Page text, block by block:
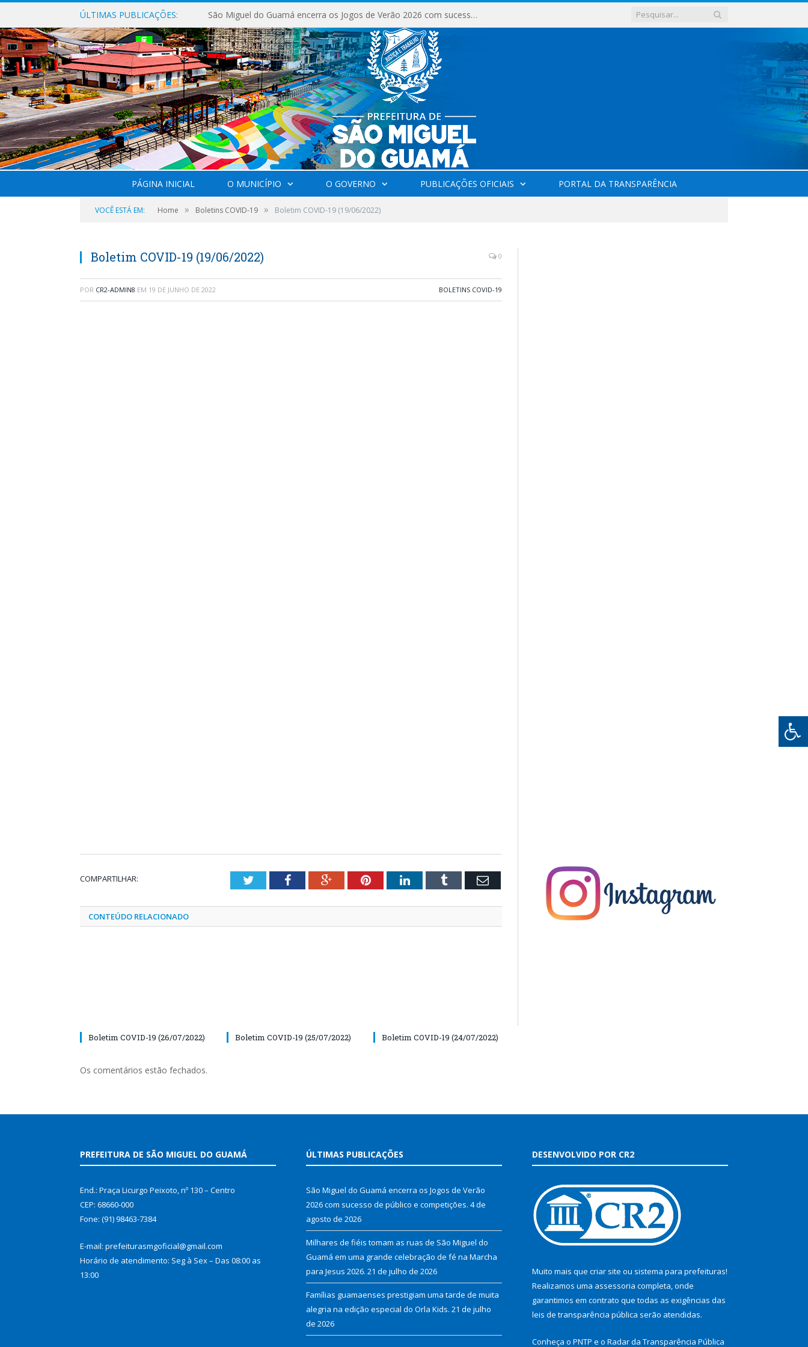
ÚLTIMAS PUBLICAÇÕES: São Miguel do Guamá encerra os Jogos de Verão 2026 com sucesso de público e competições.
PÁGINA INICIAL O MUNICÍPIO O GOVERNO PUBLICAÇÕES OFICIAIS PORTAL DA TRANSPARÊNCIA
VOCÊ ESTÁ EM: Home » Boletins COVID-19 » Boletim COVID-19 (19/06/2022)
Boletim COVID-19 (19/06/2022) 0
POR CR2-ADMIN8 EM 19 DE JUNHO DE 2022 BOLETINS COVID-19
COMPARTILHAR: TwitterFacebookGoogle+PinterestLinkedInTumblr Email
CONTEÚDO RELACIONADO
Boletim COVID-19 (26/07/2022) Boletim COVID-19 (25/07/2022) Boletim COVID-19 (24/07/2022)
Os comentários estão fechados.
PREFEITURA DE SÃO MIGUEL DO GUAMÁ
End.: Praça Licurgo Peixoto, nº 130 – Centro
CEP: 68660-000
Fone: (91) 98463-7384
E-mail: prefeiturasmgoficial@gmail.com
Horário de atendimento: Seg à Sex – Das 08:00 as
13:00
ÚLTIMAS PUBLICAÇÕES
São Miguel do Guamá encerra os Jogos de Verão
2026 com sucesso de público e competições. 4 de
agosto de 2026
Milhares de fiéis tomam as ruas de São Miguel do
Guamá em uma grande celebração de fé na Marcha
para Jesus 2026. 21 de julho de 2026
Famílias guamaenses prestigiam uma tarde de muita
alegria na edição especial do Orla Kids. 21 de julho
de 2026
DESENVOLVIDO POR CR2
Muito mais que criar site ou sistema para prefeituras!
Realizamos uma assessoria completa, onde
garantimos em contrato que todas as exigências das
leis de transparência pública serão atendidas.
Conheça o PNTP e o Radar da Transparência Pública